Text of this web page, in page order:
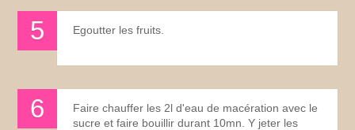
Egoutter les fruits.
Faire chauffer les 2l d'eau de macération avec le
sucre et faire bouillir durant 10mn. Y jeter les